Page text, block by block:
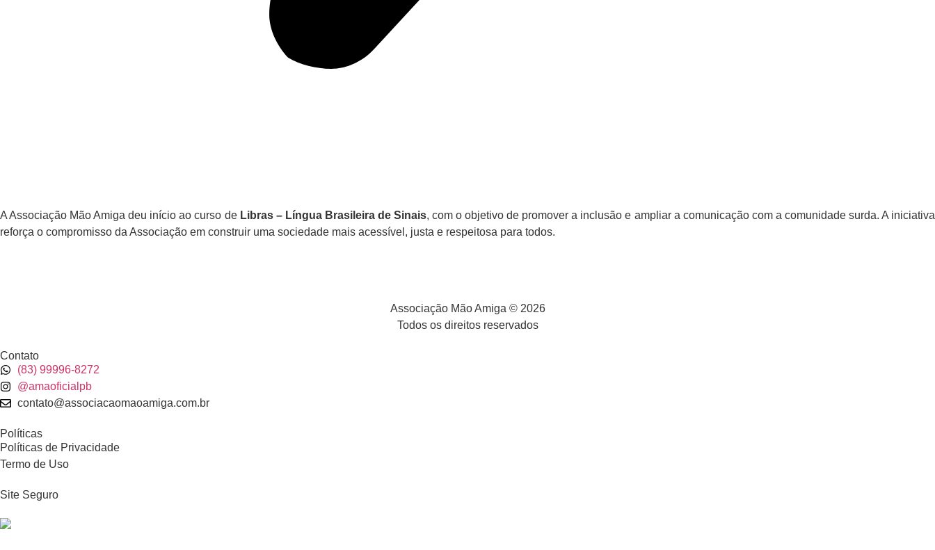
A Associação Mão Amiga deu início ao curso de Libras – Língua Brasileira de Sinais, com o objetivo de promover a inclusão e ampliar a comunicação com a comunidade surda. A iniciativa
reforça o compromisso da Associação em construir uma sociedade mais acessível, justa e respeitosa para todos.
Associação Mão Amiga © 2026
Todos os direitos reservados
Contato
(83) 99996-8272
@amaoficialpb
contato@associacaomaoamiga.com.br
Políticas
Políticas de Privacidade
Termo de Uso
Site Seguro